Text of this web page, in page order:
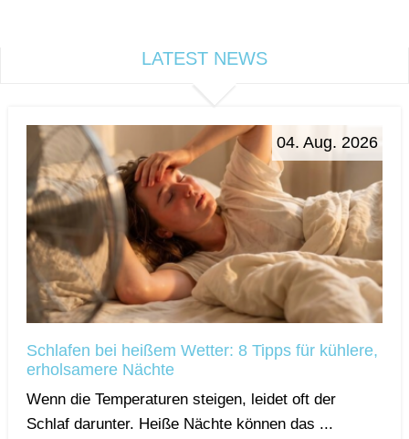
LATEST NEWS
04. Aug. 2026
Schlafen bei heißem Wetter: 8 Tipps für kühlere,
erholsamere Nächte
Wenn die Temperaturen steigen, leidet oft der
Schlaf darunter. Heiße Nächte können das ...